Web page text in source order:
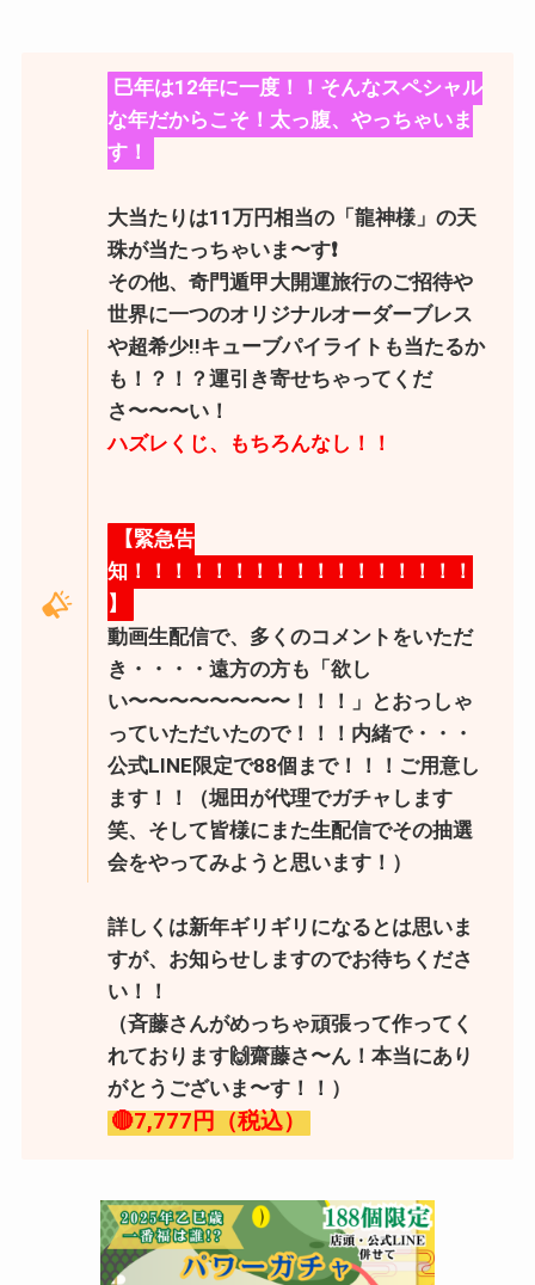
巳年は12年に一度！！そんなスペシャル
な年だからこそ！太っ腹、やっちゃいま
す！
大当たりは11万円相当の「龍神様」の天
珠が当たっちゃいま〜す❗️
その他、奇門遁甲大開運旅行のご招待や
世界に一つのオリジナルオーダーブレス
や超希少!!キューブパイライトも当たるか
も！？！？運引き寄せちゃってくだ
さ〜〜〜い！
ハズレくじ、もちろんなし！！
【緊急告
知！！！！！！！！！！！！！！！！！
】
動画生配信で、多くのコメントをいただ
き・・・・遠方の方も「欲し
い〜〜〜〜〜〜〜〜！！！」とおっしゃ
っていただいたので！！！内緒で・・・
公式LINE限定で88個まで！！！ご用意し
ます！！（堀田が代理でガチャします
笑、そして皆様にまた生配信でその抽選
会をやってみようと思います！）
詳しくは新年ギリギリになるとは思いま
すが、お知らせしますのでお待ちくださ
い！！
（斉藤さんがめっちゃ頑張って作ってく
れております🙌齋藤さ〜ん！本当にあり
がとうございま〜す！！）
🔴7,777円（税込）